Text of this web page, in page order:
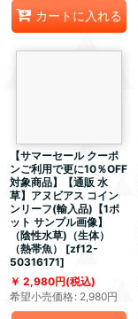
カートに入れる
【サマーセール クーポ
ンご利用で更に10％OFF
対象商品】【通販 水
草】アヌビアス コイン
ンリーフ(輸入品)【1ポ
ット サンプル画像】
（陰性水草)（生体）
（熱帯魚）
[zf12-
50316171]
2,980円(税込)
希望小売価格: 2,980円